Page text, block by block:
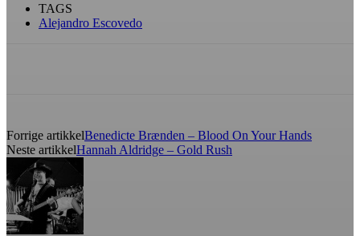
TAGS
Alejandro Escovedo
Forrige artikkelBenedicte Brænden – Blood On Your Hands
Neste artikkelHannah Aldridge – Gold Rush